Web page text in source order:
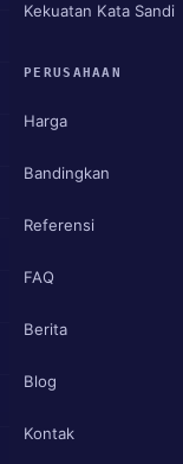
Kekuatan Kata Sandi
PERUSAHAAN
Harga
Bandingkan
Referensi
FAQ
Berita
Blog
Kontak